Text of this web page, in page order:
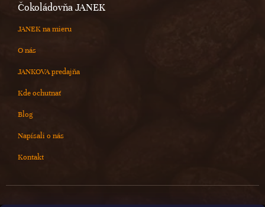
Čokoládovňa JANEK
JANEK na mieru
O nás
JANKOVA predajňa
Kde ochutnať
Blog
Napísali o nás
Kontakt